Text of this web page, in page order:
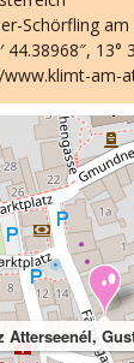
Schörfling
44.38968″, 13°
am-
Atterseenél,